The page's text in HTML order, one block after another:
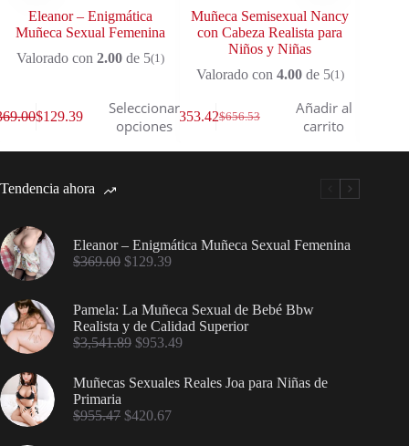
Eleanor – Enigmática
Muñeca Sexual Femenina
Valorado con 2.00de 5(1)
$129.39
Seleccionar
opciones
Muñeca Semisexual Nancy
con Cabeza Realista para
Niños y Niñas
Valorado con 4.00de 5(1)
$656.53
$353.42
Añadir al
carrito
Tendencia ahora
Eleanor – Enigmática Muñeca Sexual Femenina
$369.00 $129.39
Pamela: La Muñeca Sexual de Bebé Bbw
Realista y de Calidad Superior
$3,541.89 $953.49
Muñecas Sexuales Reales Joa para Niñas de
Primaria
$955.47 $420.67